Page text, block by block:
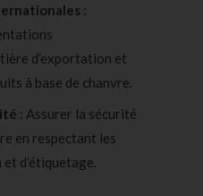
:
d’exportation et
à base de chanvre.
: Assurer la sécurité
en respectant les
d’étiquetage.